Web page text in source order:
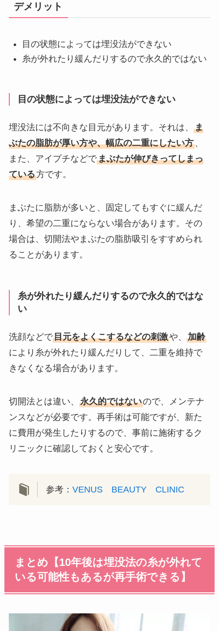
デメリット
目の状態によっては埋没法ができない
糸が外れたり緩んだりするので永久的ではない
目の状態によっては埋没法ができない
埋没法には不向きな目元があります。それは、 ま
ぶたの脂肪が厚い方や、幅広の二重にしたい方、
また、アイプチなどでまぶたが伸びきってしまっ
ている方です。
まぶたに脂肪が多いと、固定してもすぐに緩んだ
り、希望の二重にならない場合があります。その
場合は、切開法やまぶたの脂肪吸引をすすめられ
ることがあります。
糸が外れたり緩んだりするので永久的ではな
い
洗顔などで目元をよくこするなどの刺激や、 加齢
により糸が外れたり緩んだりして、二重を維持で
きなくなる場合があります。
切開法とは違い、 永久的ではないので、メンテナ
ンスなどが必要です。再手術は可能ですが、新た
に費用が発生したりするので、事前に施術するク
リニックに確認しておくと安心です。
参考：VENUS BEAUTY CLINIC
まとめ【10年後は埋没法の糸が外れて
いる可能性もあるが再手術できる】